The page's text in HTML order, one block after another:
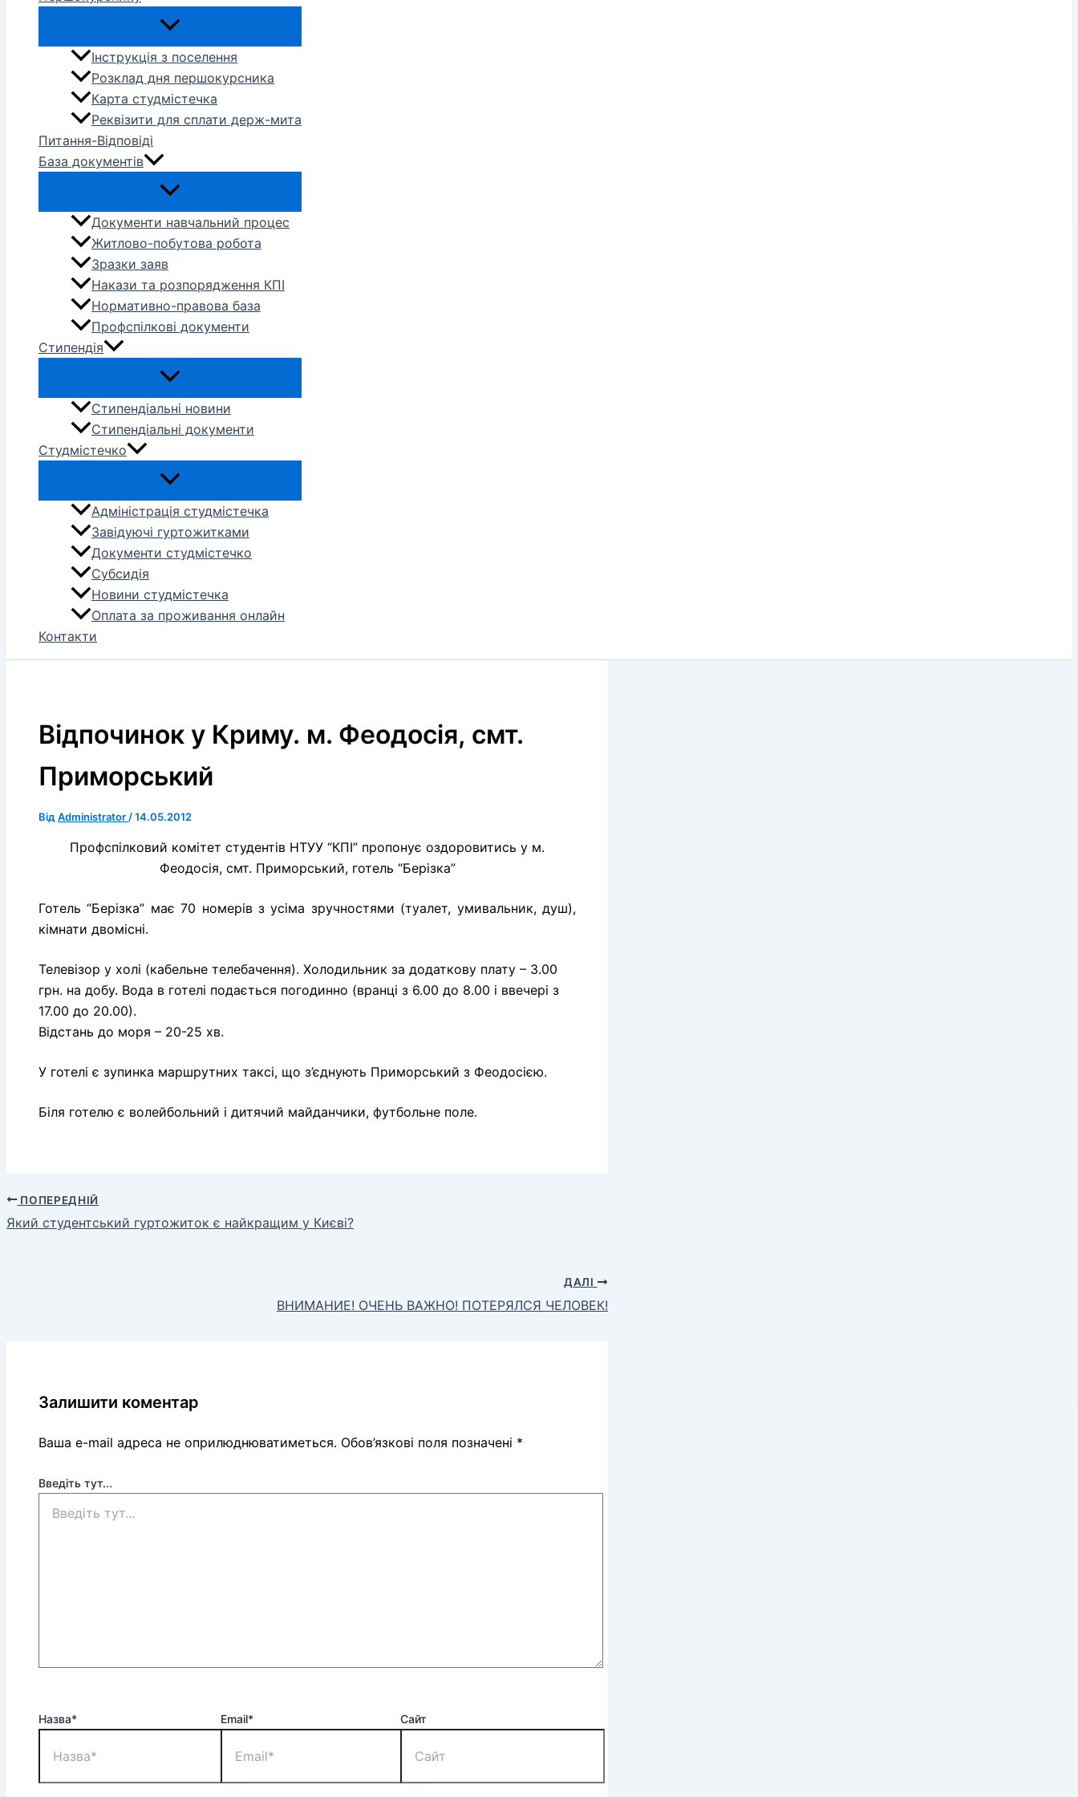
Інструкція з поселення
Розклад дня першокурсника
Карта студмістечка
Реквізити для сплати держ-мита
Питання-Відповіді
База документів
Документи навчальний процес
Житлово-побутова робота
Зразки заяв
Накази та розпорядження КПІ
Нормативно-правова база
Профспілкові документи
Стипендія
Стипендіальні новини
Стипендіальні документи
Студмістечко
Адміністрація студмістечка
Завідуючі гуртожитками
Документи студмістечко
Субсидія
Новини студмістечка
Оплата за проживання онлайн
Контакти
Відпочинок у Криму. м. Феодосія, смт.
Приморський
Від Administrator /14.05.2012
Профспілковий комітет студентів НТУУ “КПІ” пропонує оздоровитись у м.
Феодосія, смт. Приморський, готель “Берізка”
Готель “Берізка” має70 номерів з усіма зручностями (туалет, умивальник, душ),
кімнати двомісні.
Телевізор у холі (кабельне телебачення). Холодильник за додаткову плату – 3.00
грн. на добу. Вода в готелі подається погодинно (вранці з 6.00 до 8.00 і ввечері з
17.00 до 20.00).
Відстань до моря – 20-25 хв.
У готелі є зупинка маршрутних таксі, що з’єднують Приморський з Феодосією.
Біля готелю є волейбольний і дитячий майданчики, футбольне поле.
ПОПЕРЕДНІЙ
Який студентський гуртожиток є найкращим у Києві?
ДАЛІ
ВНИМАНИЕ! ОЧЕНЬ ВАЖНО! ПОТЕРЯЛСЯ ЧЕЛОВЕК!
Залишити коментар
Ваша e-mail адреса не оприлюднюватиметься. Обов’язкові поля позначені *
Введіть тут...
Назва* Email* Сайт